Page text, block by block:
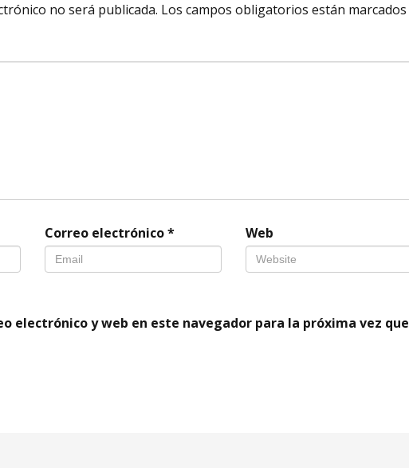
no será publicada. Los campos obligatorios están marcados
Correo electrónico* Web
electrónico y web en este navegador para la próxima vez que